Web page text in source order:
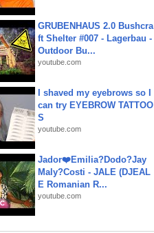
GRUBENHAUS 2.0 Bushcra
ft Shelter #007 - Lagerbau -
Outdoor Bu...
youtube.com
I shaved my eyebrows so I
can try EYEBROW TATTOO
S
youtube.com
Jador❤️Emilia?Dodo?Jay
Maly?Costi - JALE (DJEAL
E Romanian R...
youtube.com